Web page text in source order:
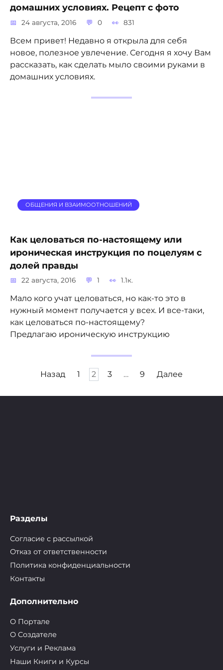
домашних условиях. Рецепт с фото
24 августа, 2016 0 831
Всем привет! Недавно я открыла для себя
новое, полезное увлечение. Сегодня я хочу Вам
рассказать, как сделать мыло своими руками в
домашних условиях.
ОБЩЕНИЯ И ВЗАИМООТНОШЕНИЙ
Как целоваться по-настоящему или
ироническая инструкция по поцелуям с
долей правды
22 августа, 2016 1 1.1к.
Мало кого учат целоваться, но как-то это в
нужный момент получается у всех. И все-таки,
как целоваться по-настоящему?
Предлагаю ироническую инструкцию
Пагинация
Назад 1 2 3 … 9 Далее
Разделы
Согласие с рассылкой
Отказ от ответственности
Политика конфиденциальности
Контакты
Дополнительно
О Портале
О Cоздателе
Услуги и Реклама
Наши Книги и Курсы